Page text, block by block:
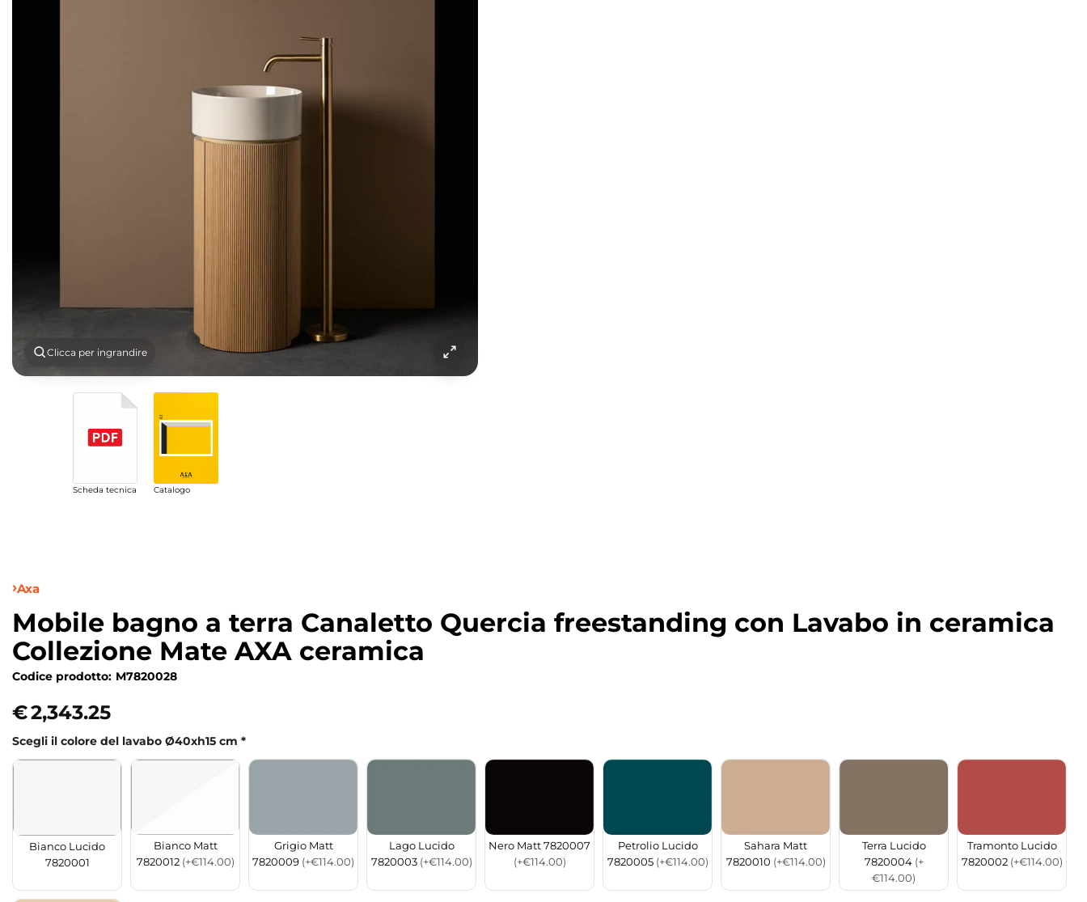
Clicca per ingrandire
Scheda tecnica Catalogo
Axa
Mobile bagno a terra Canaletto Quercia freestanding con Lavabo in ceramica
Collezione Mate AXA ceramica
Codice prodotto: M7820028
€2,343.25
Scegli il colore del lavabo Ø40xh15 cm *
Bianco Lucido
7820001
Bianco Matt
7820012 (+€114.00)
Grigio Matt
7820009 (+€114.00)
Lago Lucido
7820003 (+€114.00)
Nero Matt 7820007
(+€114.00)
Petrolio Lucido
7820005 (+€114.00)
Sahara Matt
7820010 (+€114.00)
Terra Lucido
7820004 (+
€114.00)
Tramonto Lucido
7820002 (+€114.00)